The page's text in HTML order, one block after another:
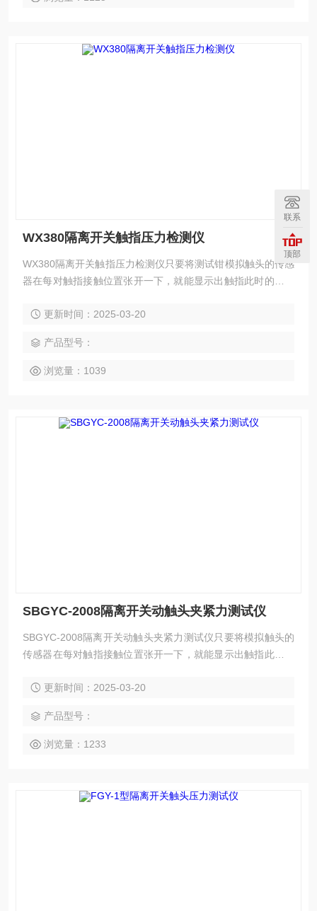
WX380隔离开关触指压力检测仪
WX380隔离开关触指压力检测仪只要将测试钳模拟触头的传感
器在每对触指接触位置张开一下，就能显示出触指此时的接触
更新时间：2025-03-20
产品型号：
浏览量：1039
SBGYC-2008隔离开关动触头夹紧力测试仪
SBGYC-2008隔离开关动触头夹紧力测试仪只要将模拟触头的
传感器在每对触指接触位置张开一下，就能显示出触指此时的
还能根据预先设置标准值，自动将测试值与标准值比较得出相
更新时间：2025-03-20
产品型号：
浏览量：1233
联系
顶部